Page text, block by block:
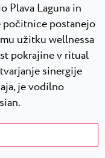
Plava Laguna in
počitnice postanejo
užitku wellnessa
pokrajine v ritual
sinergije
je vodilno